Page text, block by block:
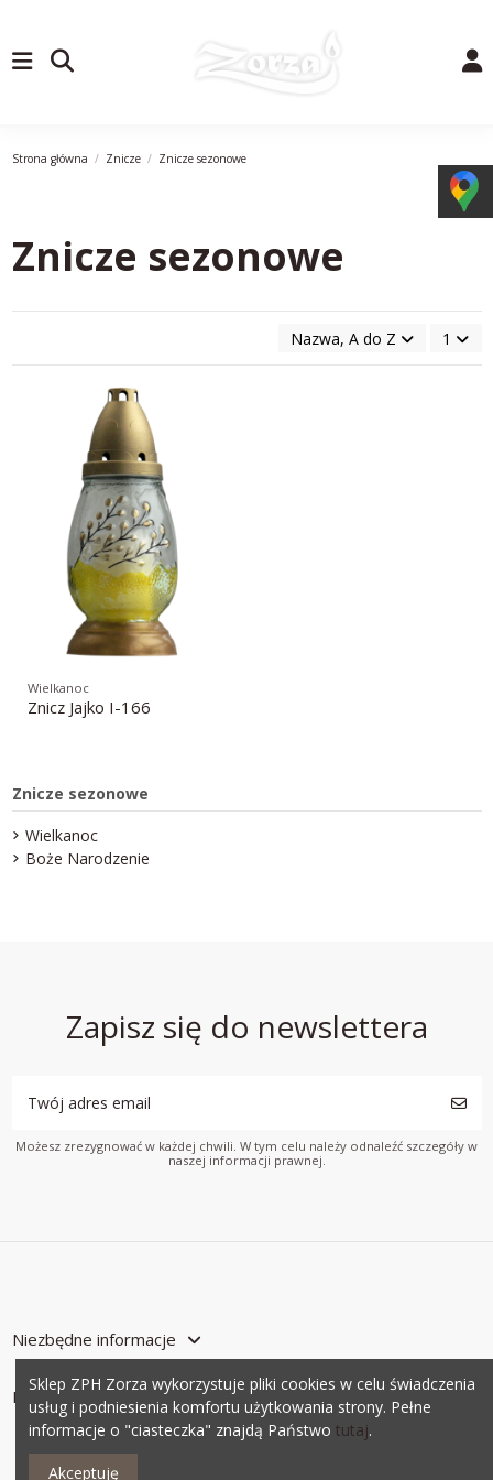
Strona główna Znicze Znicze sezonowe
Znicze sezonowe
Nazwa, A do Z 1
Wielkanoc
Znicz Jajko I-166
Znicze sezonowe
Wielkanoc
Boże Narodzenie
Zapisz się do newslettera
Możesz zrezygnować w każdej chwili. W tym celu należy odnaleźć szczegóły w
naszej informacji prawnej.
Niezbędne informacje
Kontakt z nami
Sklep ZPH Zorza wykorzystuje pliki cookies w celu świadczenia
usług i podniesienia komfortu użytkowania strony. Pełne
informacje o "ciasteczka" znajdą Państwo tutaj.
Akceptuję